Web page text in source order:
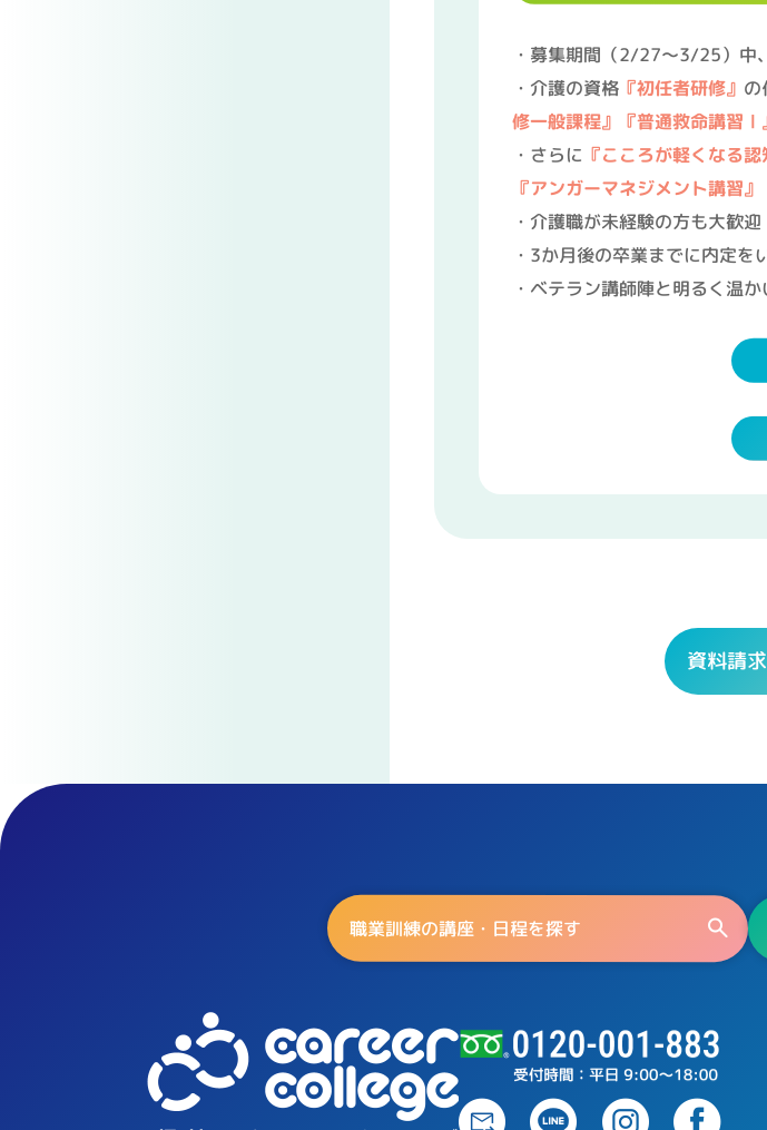
・募集期間（2/27～3/25）中
・介護の資格 『初任者研修』 の
修一般課程』『普通救命講習Ⅰ
・さらに 『こころが軽くなる
『アンガーマネジメント講習』
・介護職が未経験の方も大歓
・3か月後の卒業までに内定を
・ベテラン講師陣と明るく温
資料請求
職業訓練の講座・日程を探す